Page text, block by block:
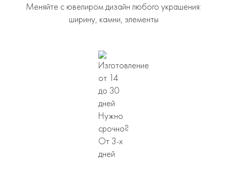
Меняйте с ювелиром дизайн любого украшения:
ширину, камни, элементы